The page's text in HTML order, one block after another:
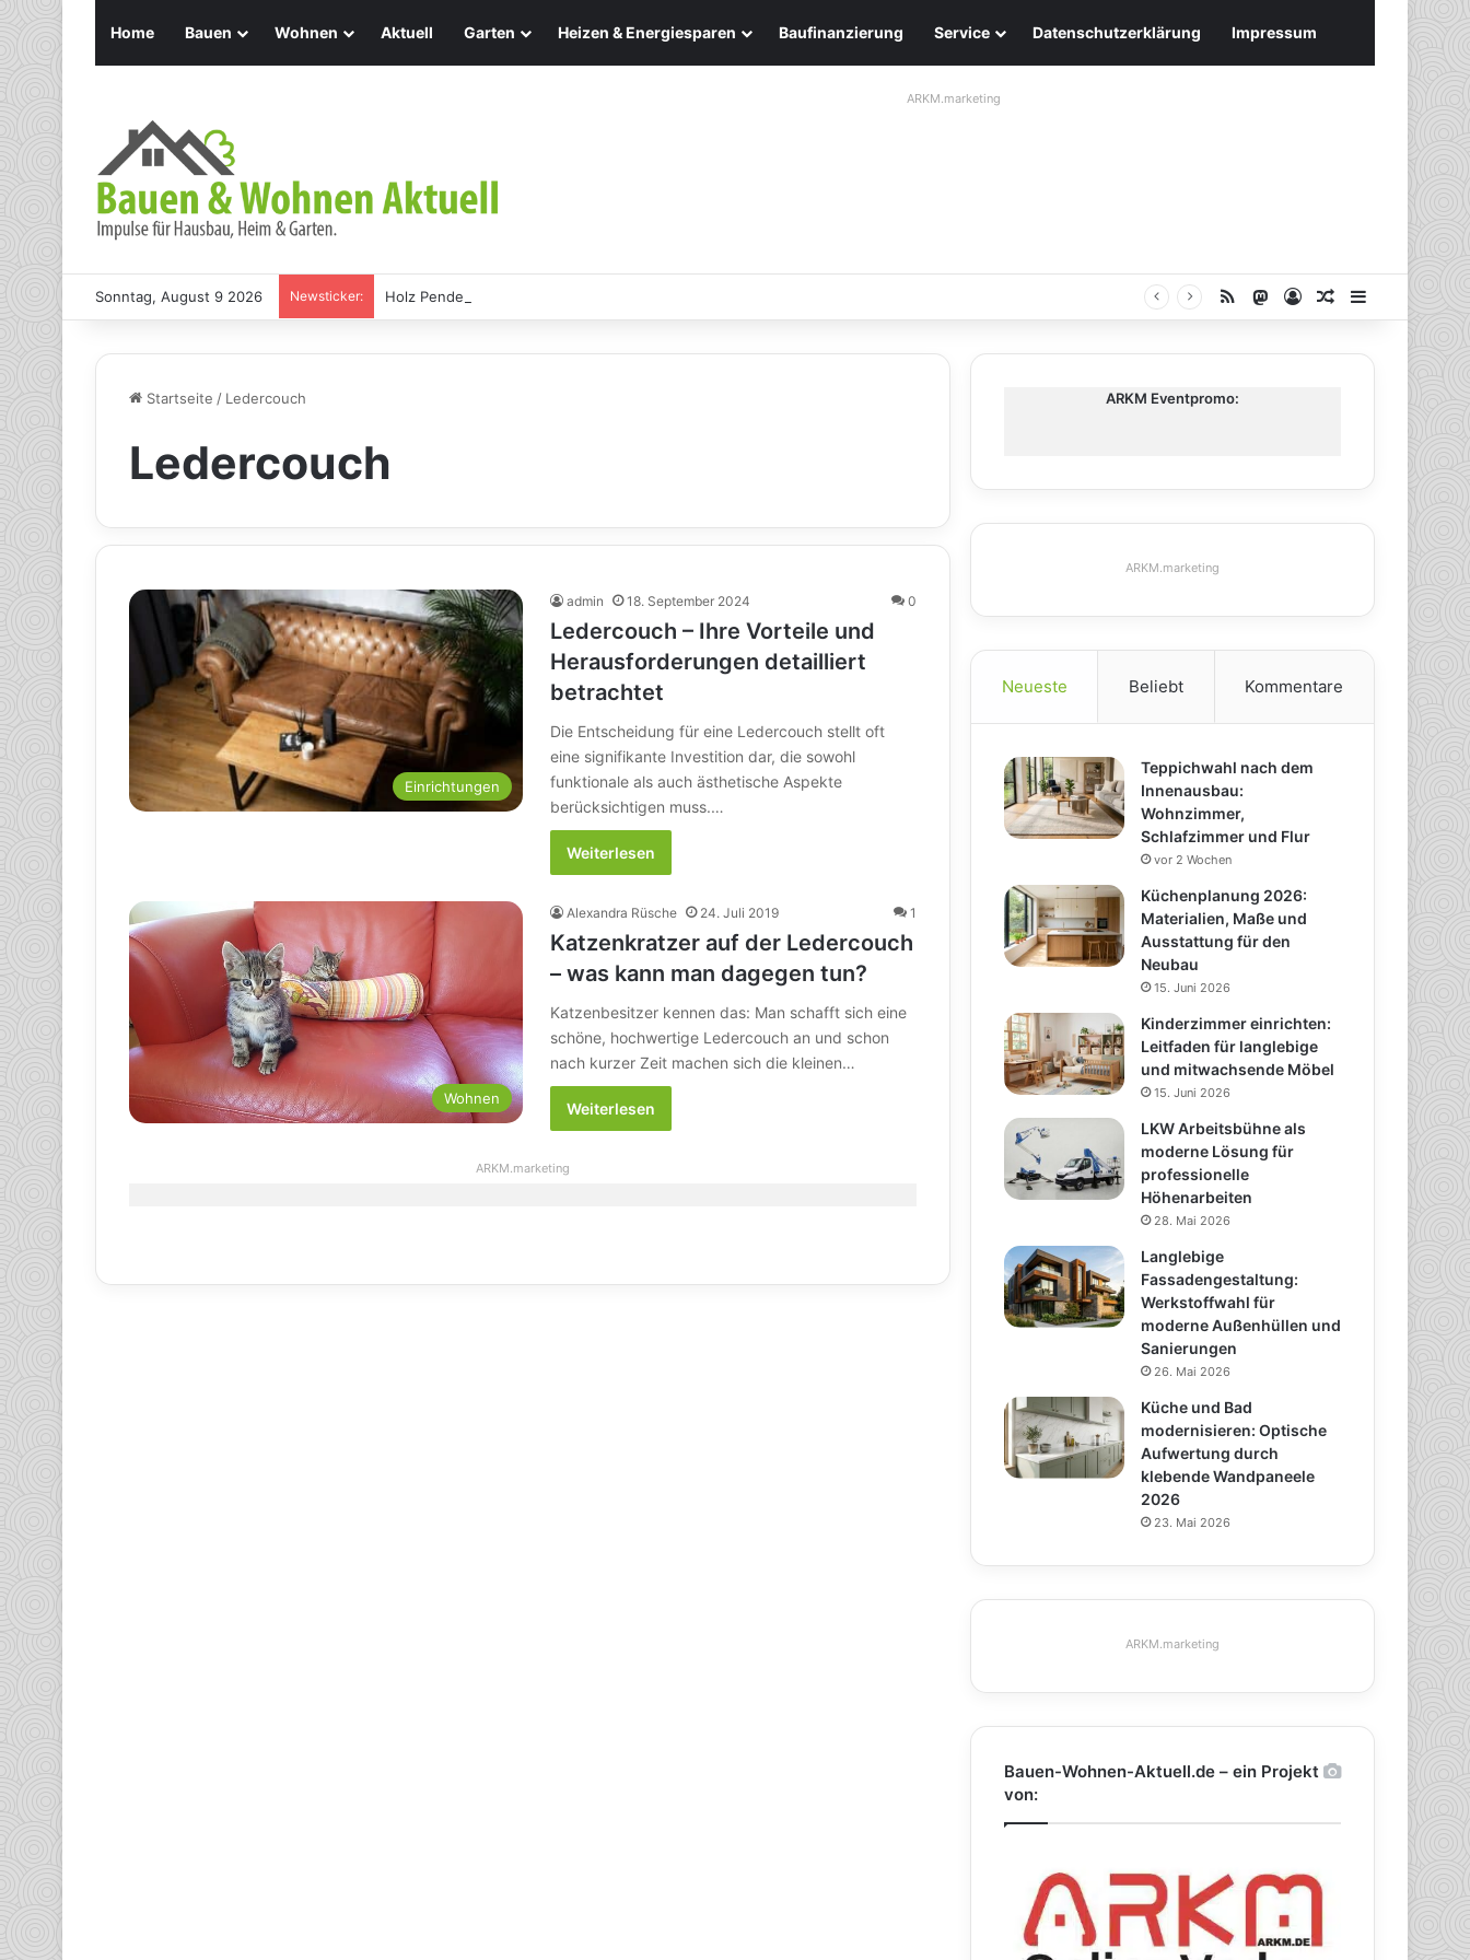
Home Bauen Wohnen Aktuell Garten Heizen & Energiesparen Baufinanzierung Service Datenschutzerklärung Impressum
ARKM.marketing
Sonntag, August 9 2026 Newsticker: Holz Pendelleuchten: Eleganz und Nachhaltigkeit für Ihr Zuhause RSS Mastodon
AnmeldenZufälliger
Startseite / Ledercouch
Ledercouch
Einrichtungen
admin 18. September 2024 0
Ledercouch – Ihre Vorteile und
Herausforderungen detailliert
betrachtet
Die Entscheidung für eine Ledercouch stellt oft
eine signifikante Investition dar, die sowohl
funktionale als auch ästhetische Aspekte
berücksichtigen muss.…
Weiterlesen
Wohnen
Alexandra Rüsche 24. Juli 2019 1
Katzenkratzer auf der Ledercouch
– was kann man dagegen tun?
Katzenbesitzer kennen das: Man schafft sich eine
schöne, hochwertige Ledercouch an und schon
nach kurzer Zeit machen sich die kleinen…
Weiterlesen
ARKM.marketing
ARKM Eventpromo:
ARKM.marketing
Neueste Beliebt Kommentare
Teppichwahl nach dem
Innenausbau:
Wohnzimmer,
Schlafzimmer und Flur
vor 2 Wochen
Küchenplanung 2026:
Materialien, Maße und
Ausstattung für den
Neubau
15. Juni 2026
Kinderzimmer einrichten:
Leitfaden für langlebige
und mitwachsende Möbel
15. Juni 2026
LKW Arbeitsbühne als
moderne Lösung für
professionelle
Höhenarbeiten
28. Mai 2026
Langlebige
Fassadengestaltung:
Werkstoffwahl für
moderne Außenhüllen und
Sanierungen
26. Mai 2026
Küche und Bad
modernisieren: Optische
Aufwertung durch
klebende Wandpaneele
2026
23. Mai 2026
ARKM.marketing
Bauen-Wohnen-Aktuell.de – ein Projekt
von: